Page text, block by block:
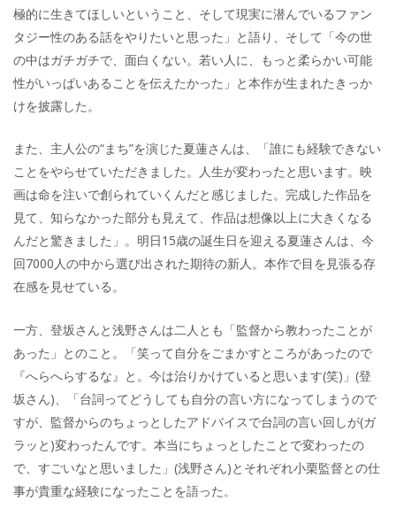
極的に生きてほしいということ、そして現実に潜んでいるファン
タジー性のある話をやりたいと思った」と語り、そして「今の世
の中はガチガチで、面白くない。若い人に、もっと柔らかい可能
性がいっぱいあることを伝えたかった」と本作が生まれたきっか
けを披露した。
また、主人公の“まち”を演じた夏蓮さんは、「誰にも経験できない
ことをやらせていただきました。人生が変わったと思います。映
画は命を注いで創られていくんだと感じました。完成した作品を
見て、知らなかった部分も見えて、作品は想像以上に大きくなる
んだと驚きました」。明日15歳の誕生日を迎える夏蓮さんは、今
回7000人の中から選び出された期待の新人。本作で目を見張る存
在感を見せている。
一方、登坂さんと浅野さんは二人とも「監督から教わったことが
あった」とのこと。「笑って自分をごまかすところがあったので
『へらへらするな』と。今は治りかけていると思います(笑)」(登
坂さん)、「台詞ってどうしても自分の言い方になってしまうので
すが、監督からのちょっとしたアドバイスで台詞の言い回しが(ガ
ラッと)変わったんです。本当にちょっとしたことで変わったの
で、すごいなと思いました」(浅野さん)とそれぞれ小栗監督との仕
事が貴重な経験になったことを語った。